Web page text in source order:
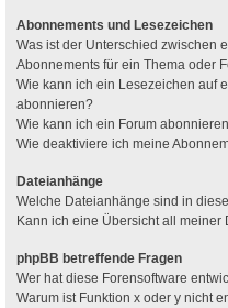
Abonnements und Lesezeichen
Was ist der Unterschied zwischen
Abonnements für ein Thema oder
Wie kann ich ein Lesezeichen auf
abonnieren?
Wie kann ich ein Forum
Wie deaktiviere ich meine
Dateianhänge
Welche Dateianhänge sind in
Kann ich eine Übersicht all
phpBB betreffende Fragen
Wer hat diese Forensoftware
Warum ist Funktion x oder y nicht